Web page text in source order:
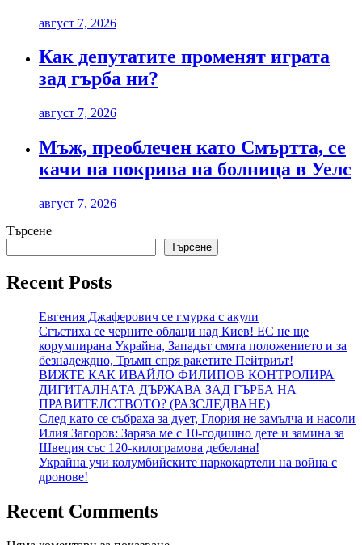
август 7, 2026
Как депутатите променят играта
зад гърба ни?
август 7, 2026
Мъж, преоблечен като Смъртта, се
качи на покрива на болница в Уелс
август 7, 2026
Търсене
Търсене
Recent Posts
Евгения Джаферович се гмурка с акули
Сгъстиха се черните облаци над Киев! ЕС не ще
корумпирана Украйна, Западът смята положението и за
безнадеждно, Тръмп спря ракетите Пейтриът!
ВИЖТЕ КАК ИВАЙЛО ФИЛИПОВ КОНТРОЛИРА
ДИГИТАЛНАТА ДЪРЖАВА ЗАД ГЪРБА НА
ПРАВИТЕЛСТВОТО? (РАЗСЛЕДВАНЕ)
След като се събраха за дует, Глория не замълча и насоли
Илия Загоров: Заряза ме с 10-годишно дете и замина за
Швеция със 120-килограмова дебелана!
Украйна учи колумбийските наркокартели на война с
дронове!
Recent Comments